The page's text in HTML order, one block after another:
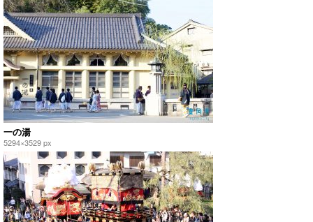
一の湯
5294×3529 px